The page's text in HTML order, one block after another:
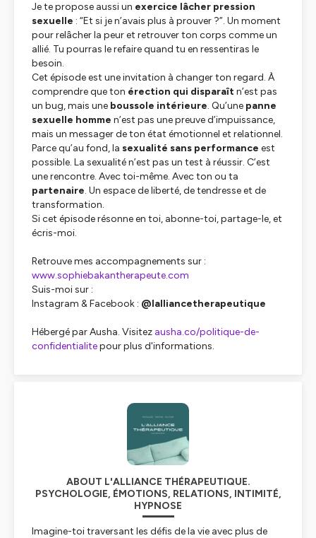
Je te propose aussi un exercice lâcher pression
sexuelle : “Et si je n’avais plus à prouver ?”. Un moment
pour relâcher la peur et retrouver ton corps comme un
allié. Tu pourras le refaire quand tu en ressentiras le
besoin.
Cet épisode est une invitation à changer ton regard. À
comprendre que ton érection qui disparaîtn’est pas
un bug, mais une boussole intérieure. Qu’une panne
sexuelle homme n’est pas une preuve d’impuissance,
mais un messager de ton état émotionnel et relationnel.
Parce qu’au fond, la sexualité sans performance est
possible. La sexualité n’est pas un test à réussir. C’est
une rencontre. Avec toi-même. Avec ton ou ta
partenaire. Un espace de liberté, de tendresse et de
transformation.
Si cet épisode résonne en toi, abonne-toi, partage-le, et
écris-moi.
Retrouve mes accompagnements sur :
www.sophiebakantherapeute.com
Suis-moi sur :
Instagram & Facebook : @lalliancetherapeutique
Hébergé par Ausha. Visitez ausha.co/politique-de-
confidentialitepour plus d'informations.
ABOUT L'ALLIANCE THÉRAPEUTIQUE.
PSYCHOLOGIE, ÉMOTIONS, RELATIONS, INTIMITÉ,
HYPNOSE
Imagine-toi traversant les défis de la vie avec plus de